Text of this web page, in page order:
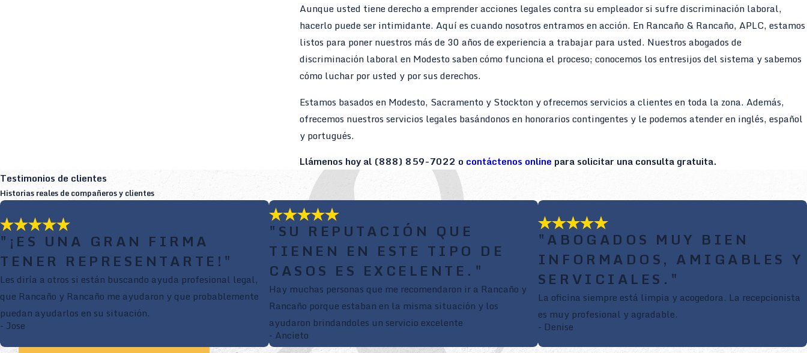
Aunque usted tiene derecho a emprender acciones legales contra su empleador si sufre discriminación laboral,
hacerlo puede ser intimidante. Aquí es cuando nosotros entramos en acción. En Rancaño & Rancaño, APLC, estamos
listos para poner nuestros más de 30 años de experiencia a trabajar para usted. Nuestros abogados de
discriminación laboral en Modesto saben cómo funciona el proceso; conocemos los entresijos del sistema y sabemos
cómo luchar por usted y por sus derechos.
Estamos basados en Modesto, Sacramento y Stockton y ofrecemos servicios a clientes en toda la zona. Además,
ofrecemos nuestros servicios legales basándonos en honorarios contingentes y le podemos atender en inglés, español
y portugués.
Llámenos hoy al (888) 859-7022 o contáctenos online para solicitar una consulta gratuita.
Testimonios de clientes
Historias reales de compañeros y clientes
"¡ES UNA GRAN FIRMA
TENER REPRESENTARTE!"
Les diría a otros si están buscando ayuda profesional legal,
que Rancaño y Rancaño me ayudaron y que probablemente
puedan ayudarlos en su situación.
- Jose
"SU REPUTACIÓN QUE
TIENEN EN ESTE TIPO DE
CASOS ES EXCELENTE."
Hay muchas personas que me recomendaron ir a Rancaño y
Rancaño porque estaban en la misma situación y los
ayudaron brindandoles un servicio excelente
- Ancieto
"ABOGADOS MUY BIEN
INFORMADOS, AMIGABLES Y
SERVICIALES."
La oficina siempre está limpia y acogedora. La recepcionista
es muy profesional y agradable.
- Denise